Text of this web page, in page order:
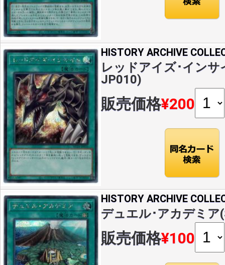
HISTORY ARCHIVE
レッドアイズ･インサ
JP010)
販売価格¥200
HISTORY ARCHIVE
デュエル･アカデミ
販売価格¥100